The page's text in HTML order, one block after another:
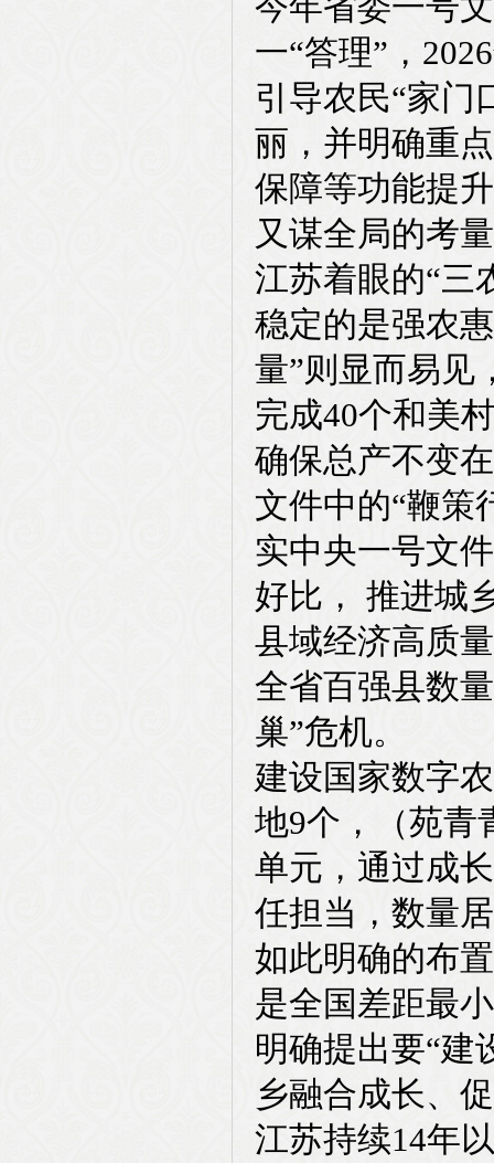
一“答理”，
引导农民“家门
丽，并明确重
保障等功能提
又谋全局的考
江苏着眼的“三
稳定的是强农
量”则显而易见
完成40个和美
确保总产不变
文件中的“鞭策
实中央一号文
好比， 推进城
县域经济高质
全省百强县数
巢”危机。
建设国家数字
地9个，（苑青
单元，通过成
任担当，数量
如此明确的布
是全国差距最
明确提出要“建
乡融合成长、
江苏持续14年